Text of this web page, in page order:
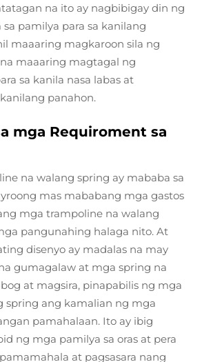
na ito ay nagbibigay din ng
pamilya para sa kanilang
maaaring magkaroon sila ng
maaaring magtagal ng
sa kanila nasa labas at
panahon.
mga Requiroment sa
na walang spring ay mababa sa
mas mababang mga gastos
mga trampoline na walang
pangunahing halaga nito. At
disenyo ay madalas na may
gumagalaw at mga spring na
at magsira, pinapabilis ng mga
spring ang kamalian ng mga
pamahalaan. Ito ay ibig
ng mga pamilya sa oras at pera
at pagsasara nang